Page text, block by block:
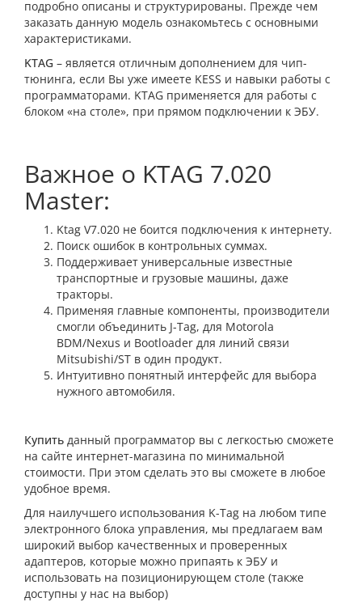
подробно описаны и структурированы. Прежде чем
заказать данную модель ознакомьтесь с основными
характеристиками.
KTAG – является отличным дополнением для чип-
тюнинга, если Вы уже имеете KESS и навыки работы с
программаторами. KTAG применяется для работы с
блоком «на столе», при прямом подключении к ЭБУ.
Важное о KTAG 7.020
Master:
Ktag V7.020 не боится подключения к интернету.
Поиск ошибок в контрольных суммах.
Поддерживает универсальные известные
транспортные и грузовые машины, даже
тракторы.
Применяя главные компоненты, производители
смогли объединить J-Tag, для Motorola
BDM/Nexus и Bootloader для линий связи
Mitsubishi/ST в один продукт.
Интуитивно понятный интерфейс для выбора
нужного автомобиля.
Купить данный программатор вы с легкостью сможете
на сайте интернет-магазина по минимальной
стоимости. При этом сделать это вы сможете в любое
удобное время.
Для наилучшего использования K-Tag на любом типе
электронного блока управления, мы предлагаем вам
широкий выбор качественных и проверенных
адаптеров, которые можно припаять к ЭБУ и
использовать на позиционирующем столе (также
доступны у нас на выбор)